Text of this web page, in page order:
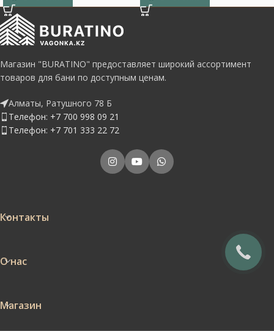
Магазин "BURATINO" предоставляет широкий ассортимент
товаров для бани по доступным ценам.
Алматы, Ратушного 78 Б
Телефон: +7 700 998 09 21
Телефон: +7 701 333 22 72
Контакты
О нас
Магазин